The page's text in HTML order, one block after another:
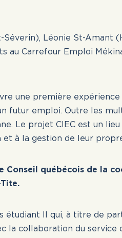
Léonie St-Amant
au Carrefour Emploi
une première
futur emploi. Outre les
Le projet CIEC est un lieu
et à la gestion de leur
Conseil québécois de la
II qui, à titre de
la collaboration du service
le texte.
si la date limite
est